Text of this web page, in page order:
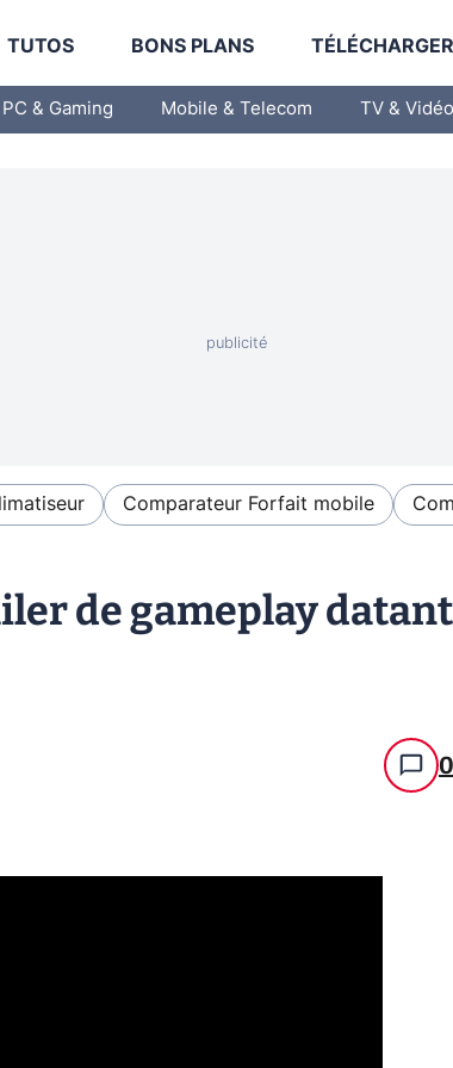
TUTOS BONS PLANS
PC & Gaming Mobile & Telecom TV & Vidéo
Comparateur Forfait mobile
de gameplay datant
0